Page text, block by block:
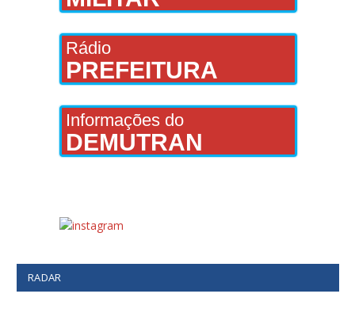
Rádio
PREFEITURA
Informações do
DEMUTRAN
RADAR